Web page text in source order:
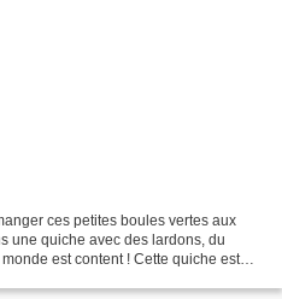
ces petites boules vertes aux
une quiche avec des lardons, du
est content ! Cette quiche est